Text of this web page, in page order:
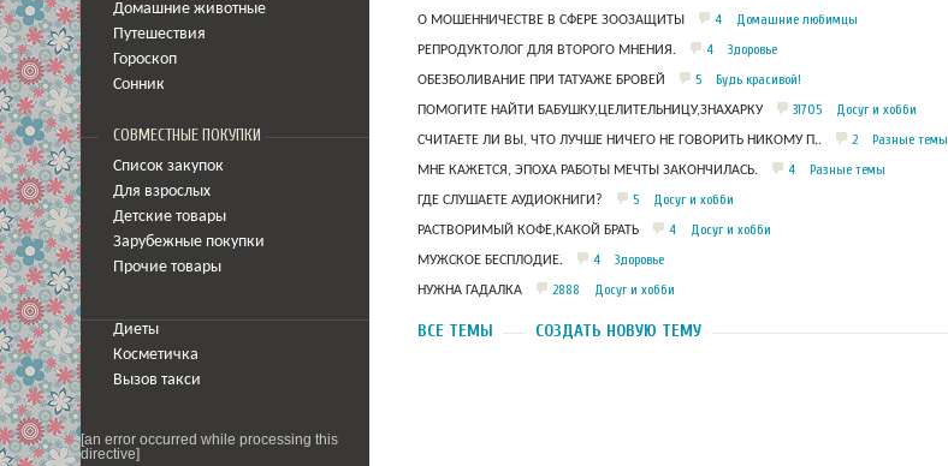
Домашние животные
Путешествия
Гороскоп
Сонник
СОВМЕСТНЫЕ ПОКУПКИ
Список закупок
Для взрослых
Детские товары
Зарубежные покупки
Прочие товары
Диеты
Косметичка
Вызов такси
[an error occurred while processing this
directive]
О МОШЕННИЧЕСТВЕ В СФЕРЕ ЗООЗАЩИТЫ 4 Домашние любимцы
РЕПРОДУКТОЛОГ ДЛЯ ВТОРОГО МНЕНИЯ. 4 Здоровье
ОБЕЗБОЛИВАНИЕ ПРИ ТАТУАЖЕ БРОВЕЙ 5 Будь красивой!
ПОМОГИТЕ НАЙТИ БАБУШКУ,ЦЕЛИТЕЛЬНИЦУ,ЗНАХАРКУ 31705 Досуг и хобби
СЧИТАЕТЕ ЛИ ВЫ, ЧТО ЛУЧШЕ НИЧЕГО НЕ ГОВОРИТЬ НИКОМУ П.. 2 Разные темы
МНЕ КАЖЕТСЯ, ЭПОХА РАБОТЫ МЕЧТЫ ЗАКОНЧИЛАСЬ. 4 Разные темы
ГДЕ СЛУШАЕТЕ АУДИОКНИГИ? 5 Досуг и хобби
РАСТВОРИМЫЙ КОФЕ,КАКОЙ БРАТЬ 4 Досуг и хобби
МУЖСКОЕ БЕСПЛОДИЕ. 4 Здоровье
НУЖНА ГАДАЛКА 2888 Досуг и хобби
ВСЕ ТЕМЫ СОЗДАТЬ НОВУЮ ТЕМУ